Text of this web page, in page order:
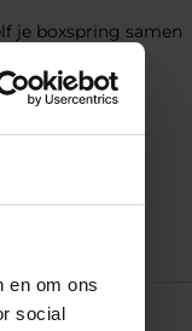
en om ons
social
je boxspring samen
persoonsbed
en stoffen